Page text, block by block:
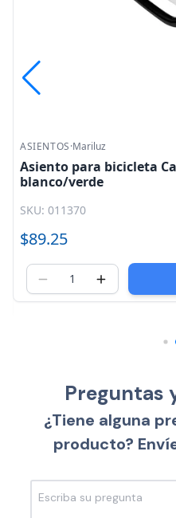
ASIENTOS·Mariluz
Asiento para bicicleta
blanco/verde
SKU: 011370
$89.25
Preguntas
¿Tiene alguna
producto?